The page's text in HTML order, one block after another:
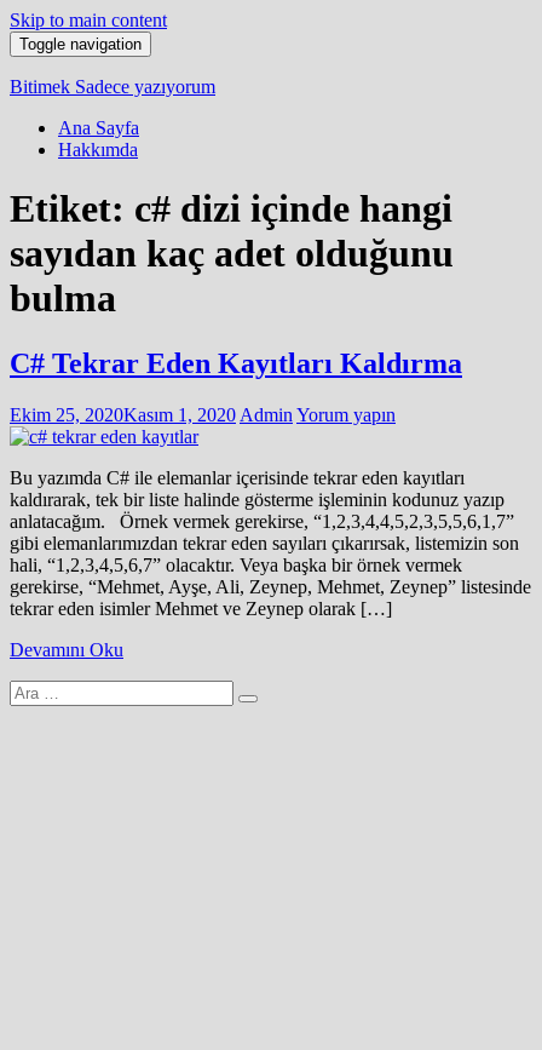
Skip to main content
Toggle navigation
Bitimek Sadece yazıyorum
Ana Sayfa
Hakkımda
Etiket: c# dizi içinde hangi
sayıdan kaç adet olduğunu
bulma
C# Tekrar Eden Kayıtları Kaldırma
Ekim 25, 2020Kasım 1, 2020 Admin Yorum yapın
Bu yazımda C# ile elemanlar içerisinde tekrar eden kayıtları
kaldırarak, tek bir liste halinde gösterme işleminin kodunuz yazıp
anlatacağım. Örnek vermek gerekirse, “1,2,3,4,4,5,2,3,5,5,6,1,7”
gibi elemanlarımızdan tekrar eden sayıları çıkarırsak, listemizin son
hali, “1,2,3,4,5,6,7” olacaktır. Veya başka bir örnek vermek
gerekirse, “Mehmet, Ayşe, Ali, Zeynep, Mehmet, Zeynep” listesinde
tekrar eden isimler Mehmet ve Zeynep olarak […]
Devamını Oku
Arama
yap: